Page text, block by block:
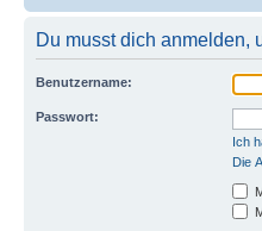
Du musst dich anmelden,
Benutzername:
Passwort:
Ich
Die